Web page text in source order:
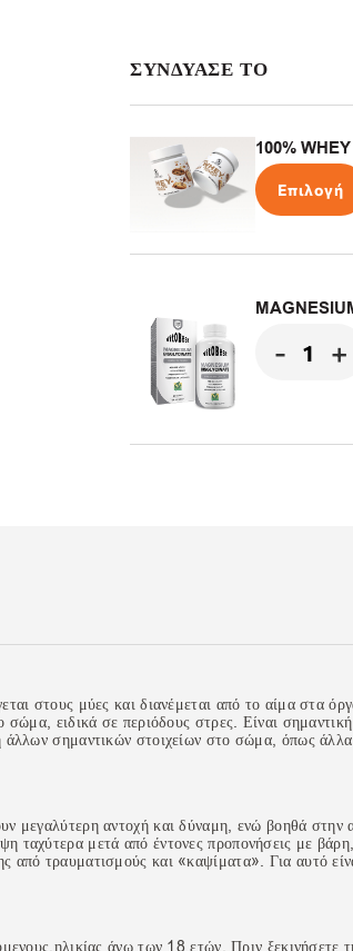
ΣΥΝΔΥΑΣΕ ΤΟ
100%
Επιλογή
- +
στους μύες και διανέμεται από το αίμα στα
σώμα, ειδικά σε περιόδους στρες. Είναι
σημαντικών στοιχείων στο σώμα, όπως
μεγαλύτερη αντοχή και δύναμη, ενώ βοηθά
ταχύτερα μετά από έντονες προπονήσεις με
τραυματισμούς και «καψίματα». Για αυτό